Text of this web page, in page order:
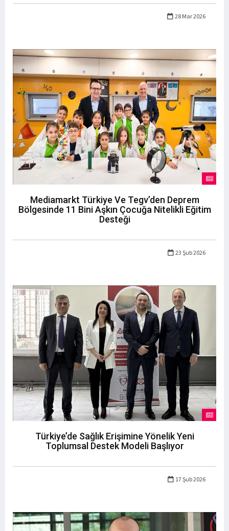
28 Mar 2026
Mediamarkt Türkiye Ve Tegv’den Deprem
Bölgesinde 11 Bini Aşkın Çocuğa Nitelikli Eğitim
Desteği
23 Şub 2026
Türkiye’de Sağlık Erişimine Yönelik Yeni
Toplumsal Destek Modeli Başlıyor
17 Şub 2026